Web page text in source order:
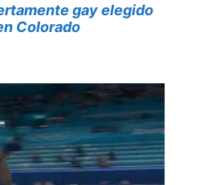
gay elegido
Colorado